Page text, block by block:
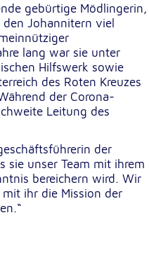
gebürtige Mödlingerin,
Johannitern viel
lang war sie unter
Hilfswerk sowie
des Roten Kreuzes
der Corona-
Leitung des
der
sie unser Team mit ihrem
bereichern wird. Wir
ihr die Mission der
Videos